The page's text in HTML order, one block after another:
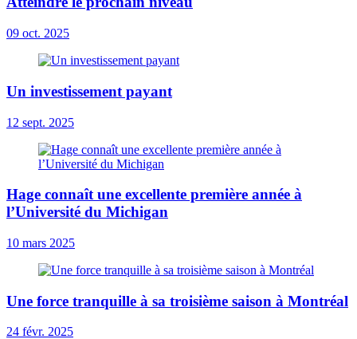
09 oct. 2025
Un investissement payant
12 sept. 2025
Hage connaît une excellente première année à
l’Université du Michigan
10 mars 2025
Une force tranquille à sa troisième saison à Montréal
24 févr. 2025